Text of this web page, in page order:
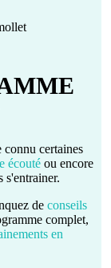
certaines
écouté ou encore
s'entrainer.
de conseils
complet,
en